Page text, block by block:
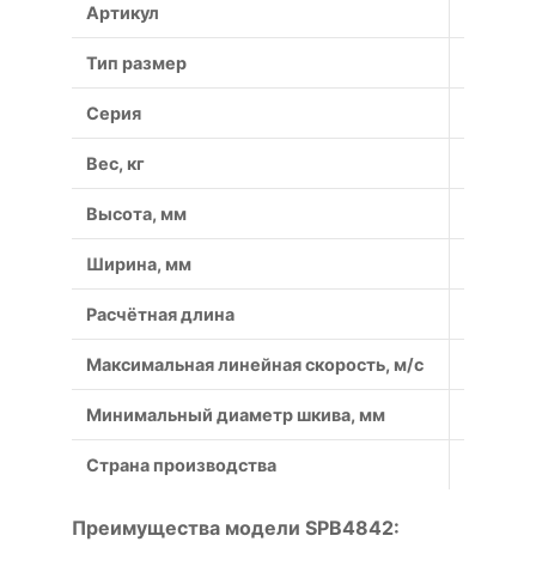
Артикул
Тип размер
Серия
Вес, кг
Высота, мм
Ширина, мм
Расчётная длина
Максимальная линейная скорость, м/с
Минимальный диаметр шкива, мм
Страна производства
Преимущества модели SPB4842: